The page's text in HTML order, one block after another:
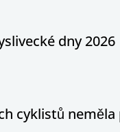
dny 2026
cyklistů